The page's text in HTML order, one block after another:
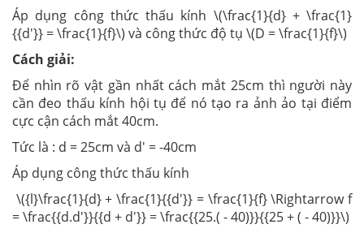
Áp dụng công thức thấu kính \(\frac{1}{d} + \frac{1}
{{d'}} = \frac{1}{f}\) và công thức độ tụ \(D = \frac{1}{f}\)
Cách giải:
Để nhìn rõ vật gần nhất cách mắt 25cm thì người này
cần đeo thấu kính hội tụ để nó tạo ra ảnh ảo tại điểm
cực cận cách mắt 40cm.
Tức là : d = 25cm và d' = -40cm
Áp dụng công thức thấu kính
\({l}\frac{1}{d} + \frac{1}{{d'}} = \frac{1}{f} \Rightarrow f
= \frac{{d.d'}}{{d + d'}} = \frac{{25.( - 40)}}{{25 + ( - 40)}}\)